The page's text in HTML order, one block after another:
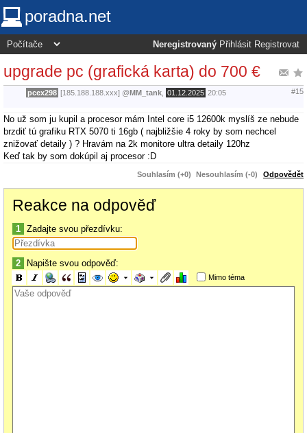
poradna.net
Neregistrovaný Přihlásit Registrovat
upgrade pc (grafická karta) do 700 €
pcex298 [185.188.188.xxx] @MM_tank 01.12.2025 20:05 #15
No už som ju kupil a procesor mám Intel core i5 12600k myslíš ze nebude
brzdiť tú grafiku RTX 5070 ti 16gb ( najbližšie 4 roky by som nechcel
znižovať detaily ) ? Hravám na 2k monitore ultra detaily 120hz
Keď tak by som dokúpil aj procesor :D
Souhlasím (+0) Nesouhlasím (-0) Odpovědět
Reakce na odpověď
1 Zadajte svou přezdívku:
2 Napište svou odpověď:
Mimo téma